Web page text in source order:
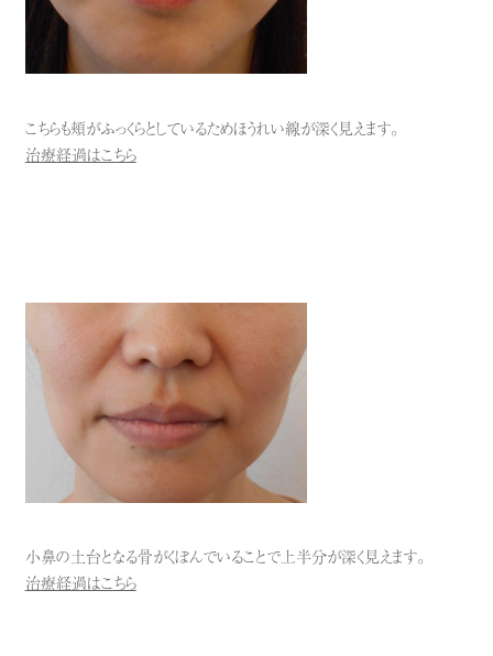
こちらも頬がふっくらとしているためほうれい線が深く見えます。
治療経過はこちら
小鼻の土台となる骨がくぼんでいることで上半分が深く見えます。
治療経過はこちら